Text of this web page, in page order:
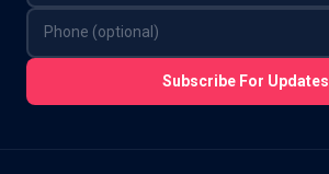
Subscribe For Updates